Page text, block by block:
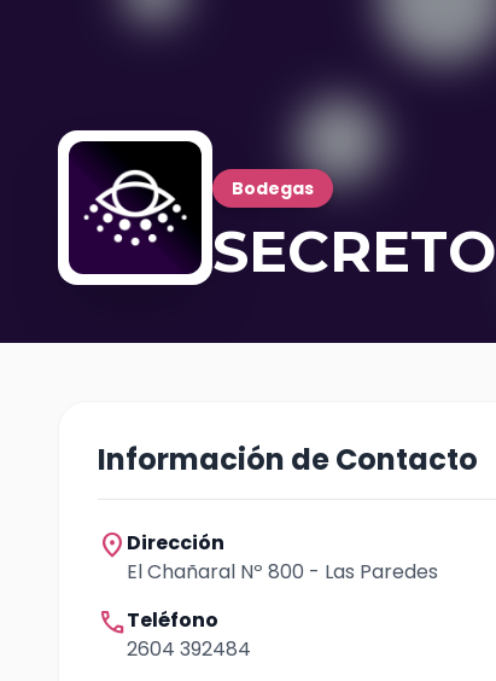
Bodegas
SECRETO
Información de Contacto
location_on Dirección
El Chañaral Nº 800 - Las Paredes
callTeléfono
2604 392484